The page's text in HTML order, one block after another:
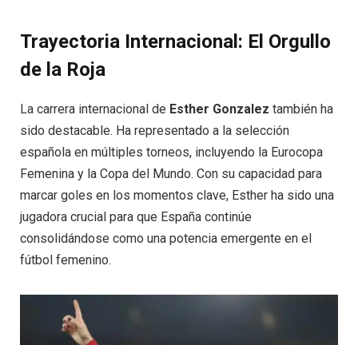
Trayectoria Internacional: El Orgullo
de la Roja
La carrera internacional de Esther Gonzalez también ha
sido destacable. Ha representado a la selección
española en múltiples torneos, incluyendo la Eurocopa
Femenina y la Copa del Mundo. Con su capacidad para
marcar goles en los momentos clave, Esther ha sido una
jugadora crucial para que España continúe
consolidándose como una potencia emergente en el
fútbol femenino.